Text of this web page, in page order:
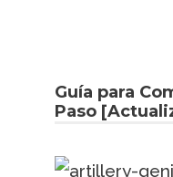
Guía para
Paso